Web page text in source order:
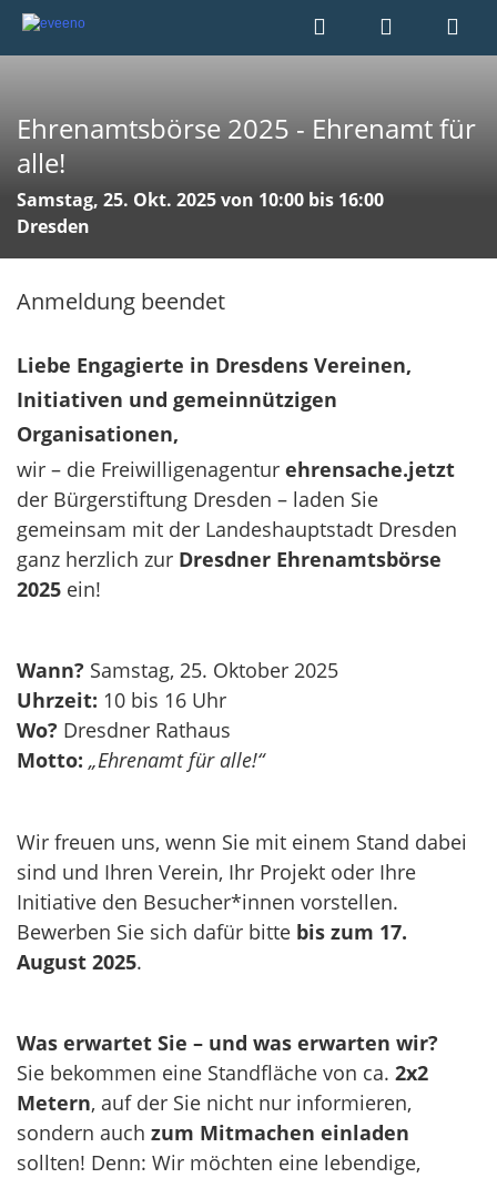
Ehrenamtsbörse 2025 - Ehrenamt für
alle!
Samstag, 25. Okt. 2025 von 10:00 bis 16:00
Dresden
Anmeldung beendet
Liebe Engagierte in Dresdens Vereinen,
Initiativen und gemeinnützigen
Organisationen,
wir – die Freiwilligenagentur ehrensache.jetzt
der Bürgerstiftung Dresden – laden Sie
gemeinsam mit der Landeshauptstadt Dresden
ganz herzlich zur Dresdner Ehrenamtsbörse
2025 ein!
Wann? Samstag, 25. Oktober 2025
Uhrzeit: 10 bis 16 Uhr
Wo? Dresdner Rathaus
Motto: „Ehrenamt für alle!“
Wir freuen uns, wenn Sie mit einem Stand dabei
sind und Ihren Verein, Ihr Projekt oder Ihre
Initiative den Besucher*innen vorstellen.
Bewerben Sie sich dafür bitte bis zum 17.
August 2025.
Was erwartet Sie – und was erwarten wir?
Sie bekommen eine Standfläche von ca. 2x2
Metern, auf der Sie nicht nur informieren,
sondern auch zum Mitmachen einladen
sollten! Denn: Wir möchten eine lebendige,